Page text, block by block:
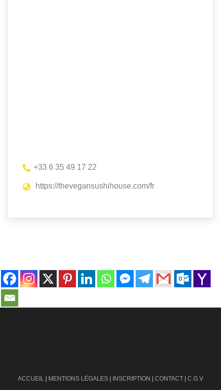
+33 6 35 49 17 22
https://thevegansushihouse.com/fr
ACCUEIL | MENTIONS LÉGALES | INSCRIPTION | CONTACT | C.G.V